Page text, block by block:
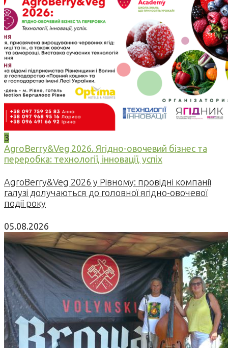
3
AgroBerry&Veg 2026. Ягідно-овочевий бізнес та
переробка: технології, інновації, успіх
AgroBerry&Veg 2026 у Рівному: провідні компанії
галузі долучаються до головної ягідно-овочевої
події року
05.08.2026